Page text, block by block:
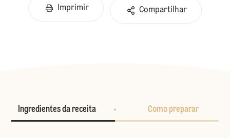
Imprimir Compartilhar
Ingredientes da receita Como preparar